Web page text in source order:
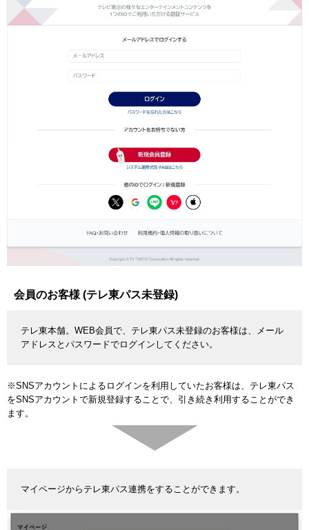
会員のお客様 (テレ東パス未登録)
テレ東本舗。WEB会員で、テレ東パス未登録のお客様は、メール
アドレスとパスワードでログインしてください。
※SNSアカウントによるログインを利用していたお客様は、テレ東パス
をSNSアカウントで新規登録することで、引き続き利用することができ
ます。
マイページからテレ東パス連携をすることができます。